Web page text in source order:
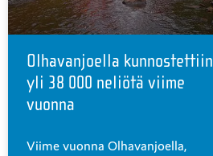
Olhavanjoella kunnostettiin
yli 38 000 neliötä viime
vuonna
Viime vuonna Olhavanjoella,